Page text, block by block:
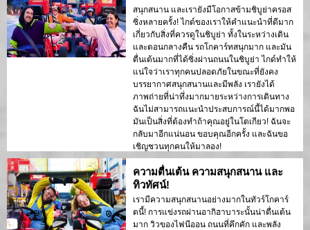
สนุกสนาน และเรายังมีโอกาสข้ามชิบูย่าครอส
ซิ่งหลายครั้ง! ไกด์ของเราให้คำแนะนำที่ดีมาก
เกี่ยวกับสิ่งที่ควรดูในชิบูย่า ทั้งในระหว่างเดิน
และตอนกลางคืน รถโกคาร์ทสนุกมาก และมัน
ตื่นเต้นมากที่ได้ซิ่งผ่านถนนในชิบูย่า ไกด์ทำให้
แน่ใจว่าเราทุกคนปลอดภัยในขณะที่ยังคง
บรรยากาศสนุกสนานและมีพลัง เรายังได้
ภาพถ่ายที่น่าทึ่งมากมายระหว่างการเดินทาง
ฉันไม่สามารถแนะนำประสบการณ์นี้ได้มากพอ
มันเป็นสิ่งที่ต้องทำถ้าคุณอยู่ในโตเกียว! ฉันจะ
กลับมาอีกแน่นอน ขอบคุณอีกครั้ง และฉันขอ
เชิญชวนทุกคนให้มาลอง!
ความตื่นเต้น ความสนุกสนาน และ
ทิวทัศน์!
เรามีความสนุกสนานอย่างมากในทัวร์โกคาร์
ตนี้! การแข่งรถผ่านอากิฮาบาระนั้นน่าตื่นเต้น
มาก วิวของไฟนีออน ถนนที่คึกคัก และพลัง